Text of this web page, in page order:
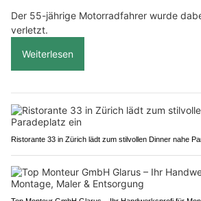
Der 55-jährige Motorradfahrer wurde
verletzt.
Weiterlesen
Ristorante 33 in Zürich lädt zum stilvollen Dinner nahe